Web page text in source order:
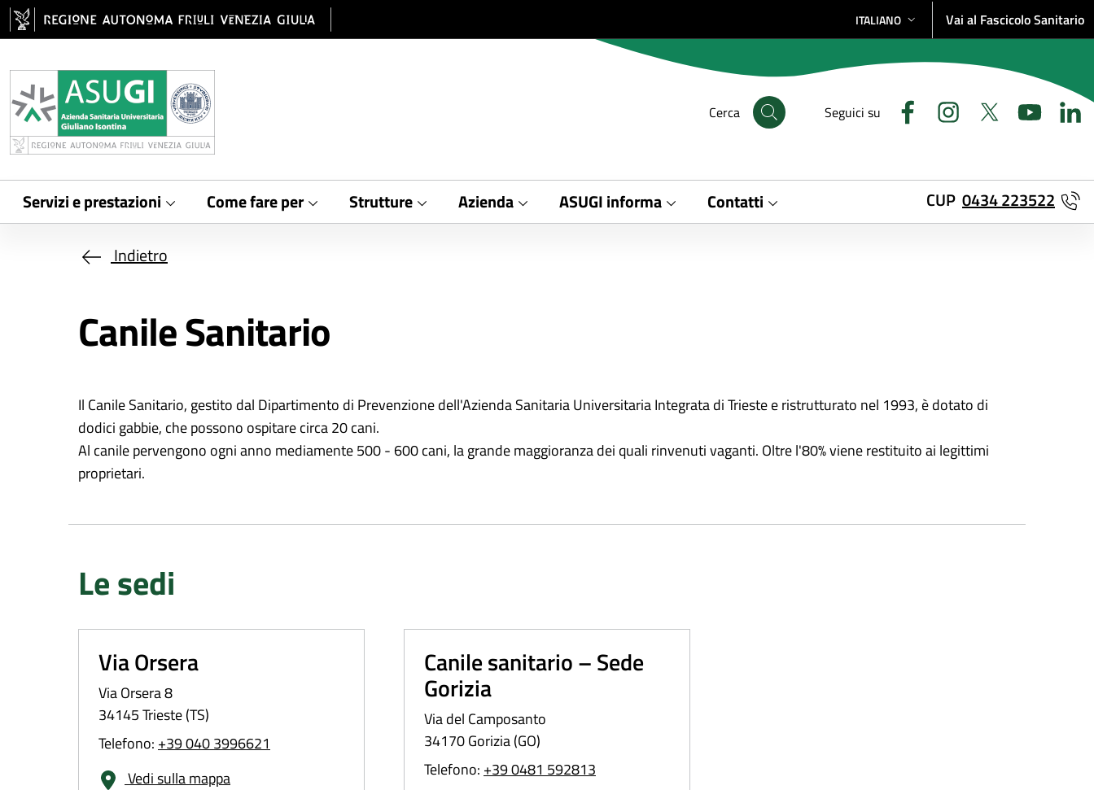
Salta al contenuto principale
SELEZIONE LINGUA: LINGUA SELEZIONATA
ITALIANO Vai al Fascicolo Sanitario
Cerca Seguici su
Servizi e prestazioni Come fare per Strutture Azienda ASUGI informa Contatti CUP 0434 223522
Indietro
Canile Sanitario
Il Canile Sanitario, gestito dal Dipartimento di Prevenzione dell'Azienda Sanitaria Universitaria Integrata di Trieste e ristrutturato nel 1993, è dotato di
dodici gabbie, che possono ospitare circa 20 cani.
Al canile pervengono ogni anno mediamente 500 - 600 cani, la grande maggioranza dei quali rinvenuti vaganti. Oltre l'80% viene restituito ai legittimi
proprietari.
Le sedi
Via Orsera
Via Orsera 8
34145 Trieste (TS)
Telefono: +39 040 3996621
Vedi sulla mappa
Canile sanitario – Sede
Gorizia
Via del Camposanto
34170 Gorizia (GO)
Telefono: +39 0481 592813